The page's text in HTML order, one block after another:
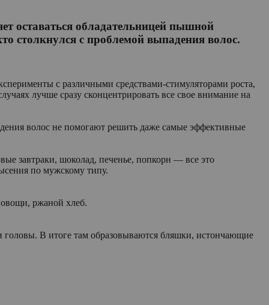
оставаться обладательницей пышной
столкнулся с проблемой выпадения волос.
с различными средствами-стимуляторами роста,
лучше сразу сконцентрировать все свое внимание на
волос не помогают решить даже самые эффективные
завтраки, шоколад, печенье, попкорн — все это
по мужскому типу.
ржаной хлеб.
головы. В итоге там образовываются бляшки, истончающие